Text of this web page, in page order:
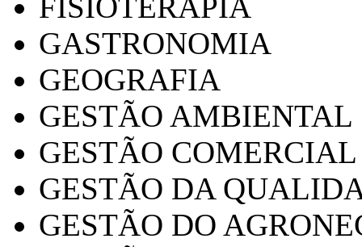
GASTRONOMIA
GEOGRAFIA
GESTÃO AMBIENTAL
GESTÃO COMERCIAL
GESTÃO DA
GESTÃO DO